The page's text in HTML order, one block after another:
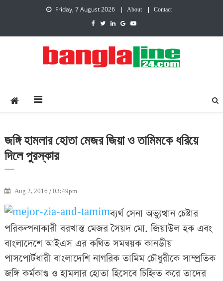
Friday, 7 August 2026 About Contact
জঙ্গি হামলার হোতা মেজর জিয়া ও তামিমকে ধরিয়ে
দিলে পুরস্কার
Aug 2, 2016 / 03:49pm
ব্যর্থ সেনা অভ্যুত্থান চেষ্টার
পরিকল্পনাকারী বরখাস্ত মেজর সৈয়দ মো. জিয়াউল হক এবং
বাংলাদেশে আইএস এর কথিত সমন্বয়ক কানডীয়
পাসপোর্টধারী বাংলাদেশি নাগরিক তামিম চৌধুরীকে সাম্প্রতিক
জঙ্গি কর্মকাণ্ড ও হামলার হোতা হিসেবে চিহ্নিত করে তাদের